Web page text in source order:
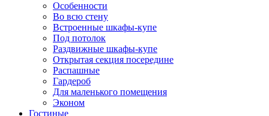
Особенности
Во всю стену
Встроенные шкафы-купе
Под потолок
Раздвижные шкафы-купе
Открытая секция посередине
Распашные
Гардероб
Для маленького помещения
Эконом
Гостиные